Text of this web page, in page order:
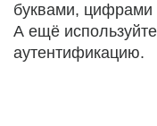
буквами,
А ещё
аутентификацию.